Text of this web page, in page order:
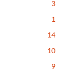
3
1
14
10
9